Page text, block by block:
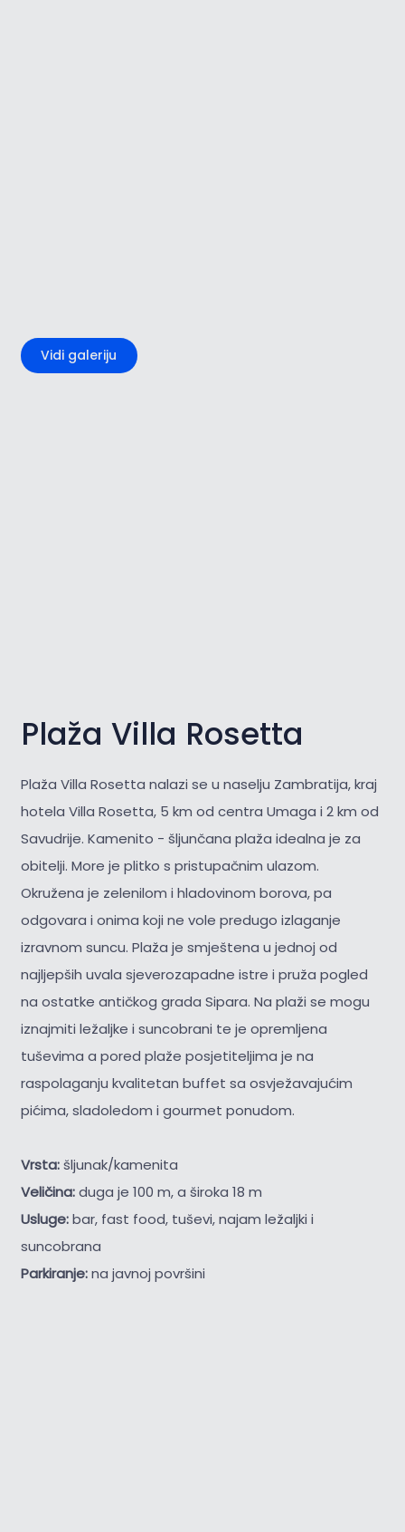
Vidi galeriju
Plaža Villa Rosetta
Plaža Villa Rosetta nalazi se u naselju Zambratija, kraj
hotela Villa Rosetta, 5 km od centra Umaga i 2 km od
Savudrije. Kamenito - šljunčana plaža idealna je za
obitelji. More je plitko s pristupačnim ulazom.
Okružena je zelenilom i hladovinom borova, pa
odgovara i onima koji ne vole predugo izlaganje
izravnom suncu. Plaža je smještena u jednoj od
najljepših uvala sjeverozapadne istre i pruža pogled
na ostatke antičkog grada Sipara. Na plaži se mogu
iznajmiti ležaljke i suncobrani te je opremljena
tuševima a pored plaže posjetiteljima je na
raspolaganju kvalitetan buffet sa osvježavajućim
pićima, sladoledom i gourmet ponudom.
Vrsta:šljunak/kamenita
Veličina:duga je 100 m, a široka 18 m
Usluge:bar, fast food, tuševi, najam ležaljki i
suncobrana
Parkiranje:na javnoj površini